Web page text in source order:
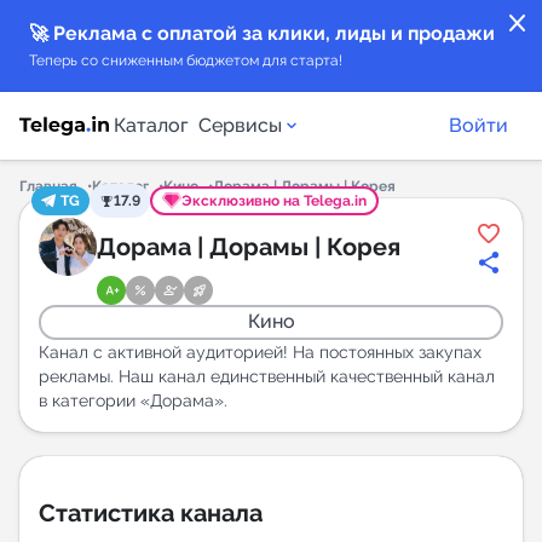
close
🚀 Реклама с оплатой за клики, лиды и продажи
Теперь со сниженным бюджетом для старта!
Каталог Сервисы
Каталог каналов
Каталог ботов
Горящие предложения
Индекс читаемости каналов в Telegram
Войти
Главная Каталог Кино
Дорама | Дорамы | Корея
TG
17.9 Эксклюзивно на Telega.in
Дорама | Дорамы | Корея
Кино
Канал с активной аудиторией! На постоянных закупах
рекламы. Наш канал единственный качественный канал
в категории «Дорама».
Статистика канала